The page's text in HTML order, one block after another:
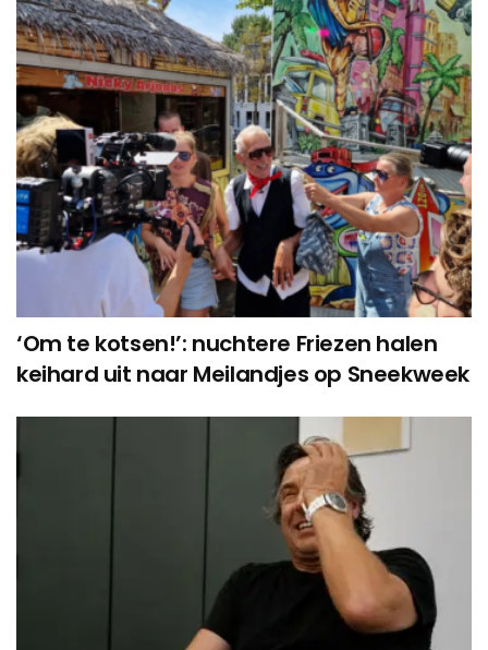
‘Om te kotsen!’: nuchtere Friezen halen
keihard uit naar Meilandjes op Sneekweek